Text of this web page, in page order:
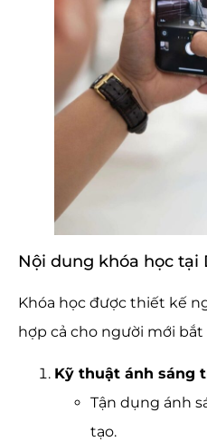
Nội dung khóa học tại
Khóa học được thiết kế
hợp cả cho người mới bắt
Kỹ thuật ánh sáng
Tận dụng ánh
tạo.